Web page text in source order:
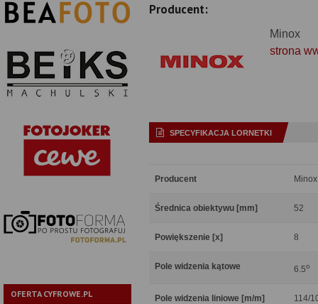
OFERTA CYFROWE.PL
Producent:
Minox
strona
SPECYFIKACJA LORNETKI
Producent Minox
Średnica obiektywu [mm] 52
Powiększenie [x] 8
Pole widzenia kątowe 6.5o
Pole widzenia liniowe [m/m] 114/